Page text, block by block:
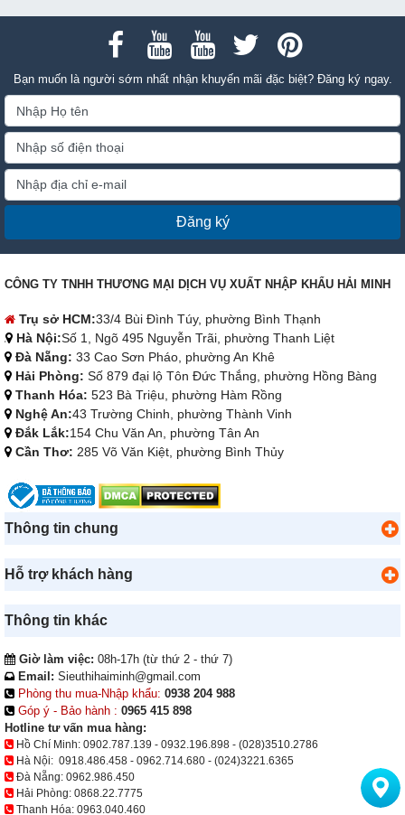
Bạn muốn là người sớm nhất nhận khuyến mãi đặc biệt? Đăng ký ngay.
Đăng ký
CÔNG TY TNHH THƯƠNG MẠI DỊCH VỤ XUẤT NHẬP KHẨU HẢI MINH
Trụ sở HCM:33/4 Bùi Đình Túy, phường Bình Thạnh
Hà Nội:Số 1, Ngõ 495 Nguyễn Trãi, phường Thanh Liệt
Đà Nẵng: 33 Cao Sơn Pháo, phường An Khê
Hải Phòng: Số 879 đại lộ Tôn Đức Thắng, phường Hồng Bàng
Thanh Hóa: 523 Bà Triệu, phường Hàm Rồng
Nghệ An:43 Trường Chinh, phường Thành Vinh
Đắk Lắk:154 Chu Văn An, phường Tân An
Cần Thơ: 285 Võ Văn Kiệt, phường Bình Thủy
Thông tin chung
Hỗ trợ khách hàng
Thông tin khác
Giờ làm việc: 08h-17h (từ thứ 2 - thứ 7)
Email: Sieuthihaiminh@gmail.com
Phòng thu mua-Nhập khẩu: 0938 204 988
Góp ý - Bảo hành : 0965 415 898
Hotline tư vấn mua hàng:
Hồ Chí Minh: 0902.787.139 - 0932.196.898 - (028)3510.2786
Hà Nội: 0918.486.458 - 0962.714.680 - (024)3221.6365
Đà Nẵng: 0962.986.450
Hải Phòng: 0868.22.7775
Thanh Hóa: 0963.040.460